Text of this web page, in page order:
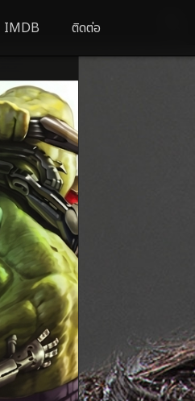
IMDB ติดต่อ